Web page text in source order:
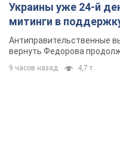
Украины уже 24-й
митинги в
Антиправительственные
вернуть Федорова
9 часов назад 4,7 т.